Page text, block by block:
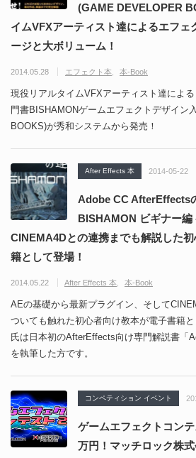
(GAME DEVELOPER
イムVFXアーティスト達によるエフェ
ージと大ボリューム！
2014.05.28 エフェクト本 本-Book
現役リアルタイムVFXアーティスト達によ
門書BISHAMONゲームエフェクトデザイン
BOOKS)が秀和システムから発売！
After Effects 本 2014-05-22
Adobe CC AfterEffects
BISHAMON ビギナー編
CINEMA4Dとの連携までも解説した
籍として登場！
2014.05.22 After Effects 本 本-Book
AEの基礎から最新プラグイン、そして
ついても触れた初心者向け教本が電子書籍
氏は日本初のAfterEffects向け専門解説書「
を執筆した方です。
コンペティション イベント
ゲームエフェクトコン
万円！マッチロック株